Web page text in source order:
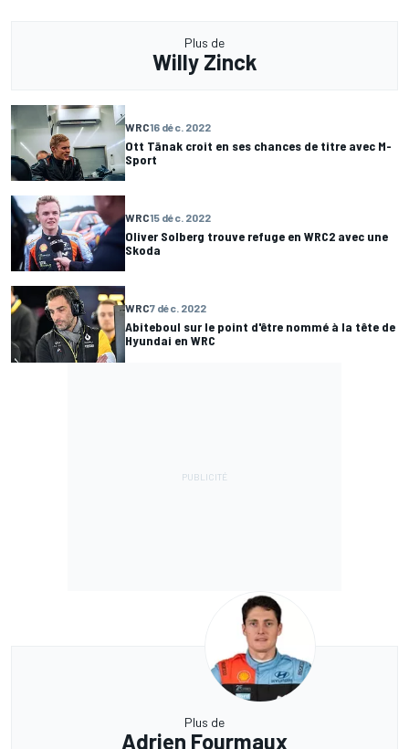
Plus de
Willy Zinck
WRC16 déc. 2022
Ott Tänak croit en ses chances de titre avec M-
Sport
WRC15 déc. 2022
Oliver Solberg trouve refuge en WRC2 avec une
Skoda
WRC7 déc. 2022
Abiteboul sur le point d'être nommé à la tête de
Hyundai en WRC
Plus de
Adrien Fourmaux